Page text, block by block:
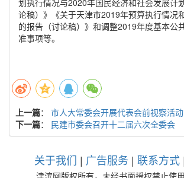
划执行情况与2020年国民经济和社会发展计
论稿）》《关于天津市2019年预算执行情况
的报告（讨论稿）》和调整2019年度基本公
准事项等。
上一篇： 市人大常委会开展代表会前视察活动
下一篇： 民建市委会召开十二届六次全委会
关于我们 | 广告服务 | 联系方式|